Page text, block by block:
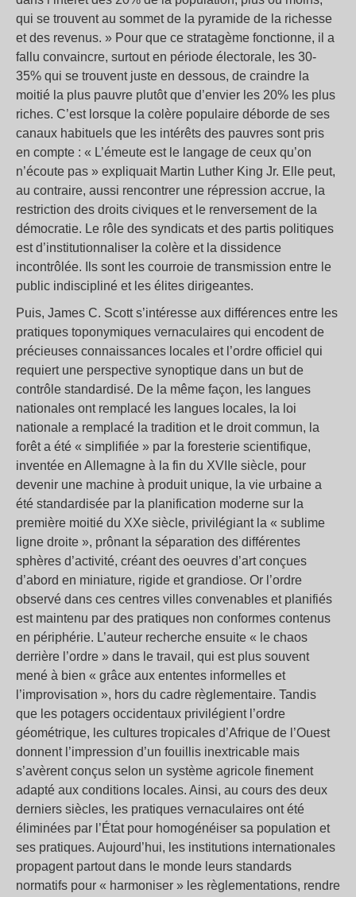
qui se trouvent au sommet de la pyramide de la richesse
et des revenus. » Pour que ce stratagème fonctionne, il a
fallu convaincre, surtout en période électorale, les 30-
35% qui se trouvent juste en dessous, de craindre la
moitié la plus pauvre plutôt que d’envier les 20% les plus
riches. C’est lorsque la colère populaire déborde de ses
canaux habituels que les intérêts des pauvres sont pris
en compte : « L’émeute est le langage de ceux qu’on
n’écoute pas » expliquait Martin Luther King Jr. Elle peut,
au contraire, aussi rencontrer une répression accrue, la
restriction des droits civiques et le renversement de la
démocratie. Le rôle des syndicats et des partis politiques
est d’institutionnaliser la colère et la dissidence
incontrôlée. Ils sont les courroie de transmission entre le
public indiscipliné et les élites dirigeantes.
Puis, James C. Scott s’intéresse aux différences entre les
pratiques toponymiques vernaculaires qui encodent de
précieuses connaissances locales et l’ordre officiel qui
requiert une perspective synoptique dans un but de
contrôle standardisé. De la même façon, les langues
nationales ont remplacé les langues locales, la loi
nationale a remplacé la tradition et le droit commun, la
forêt a été « simplifiée » par la foresterie scientifique,
inventée en Allemagne à la fin du XVIIe siècle, pour
devenir une machine à produit unique, la vie urbaine a
été standardisée par la planification moderne sur la
première moitié du XXe siècle, privilégiant la « sublime
ligne droite », prônant la séparation des différentes
sphères d’activité, créant des oeuvres d’art conçues
d’abord en miniature, rigide et grandiose. Or l’ordre
observé dans ces centres villes convenables et planifiés
est maintenu par des pratiques non conformes contenus
en périphérie. L’auteur recherche ensuite « le chaos
derrière l’ordre » dans le travail, qui est plus souvent
mené à bien « grâce aux ententes informelles et
l’improvisation », hors du cadre règlementaire. Tandis
que les potagers occidentaux privilégient l’ordre
géométrique, les cultures tropicales d’Afrique de l’Ouest
donnent l’impression d’un fouillis inextricable mais
s’avèrent conçus selon un système agricole finement
adapté aux conditions locales. Ainsi, au cours des deux
derniers siècles, les pratiques vernaculaires ont été
éliminées par l’État pour homogénéiser sa population et
ses pratiques. Aujourd’hui, les institutions internationales
propagent partout dans le monde leurs standards
normatifs pour « harmoniser » les règlementations, rendre